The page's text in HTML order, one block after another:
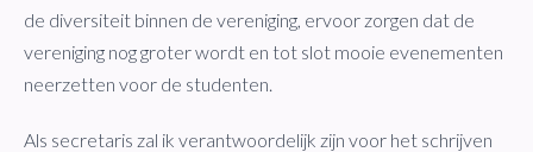
de diversiteit binnen de vereniging, ervoor zorgen dat de
vereniging nog groter wordt en tot slot mooie evenementen
neerzetten voor de studenten.
Als secretaris zal ik verantwoordelijk zijn voor het schrijven